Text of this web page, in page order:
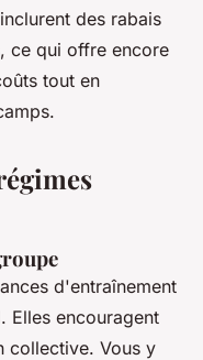
des rabais
ce qui offre encore
tout en
d'entraînement
Elles encouragent
collective. Vous y